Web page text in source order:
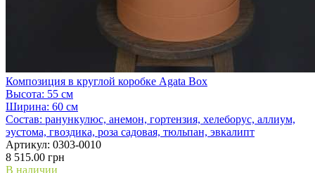
Композиция в круглой коробке Agata Box
Высота: 55 см
Ширина: 60 см
Состав: ранункулюс, анемон, гортензия, хелеборус, аллиум,
эустома, гвоздика, роза садовая, тюльпан, эвкалипт
Артикул: 0303-0010
8 515.00 грн
В наличии